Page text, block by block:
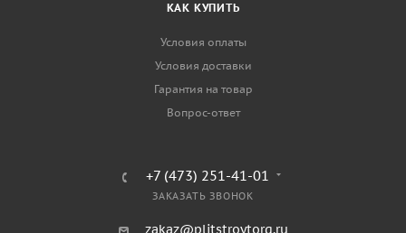
КАК КУПИТЬ
Условия оплаты
Условия доставки
Гарантия на товар
Вопрос-ответ
+7 (473) 251-41-01
ЗАКАЗАТЬ ЗВОНОК
zakaz@plitstroytorg.ru